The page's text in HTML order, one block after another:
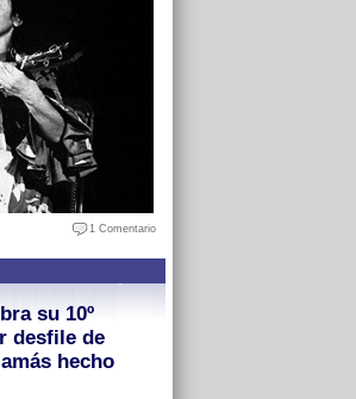
1 Comentario
su 10º
desfile de
hecho